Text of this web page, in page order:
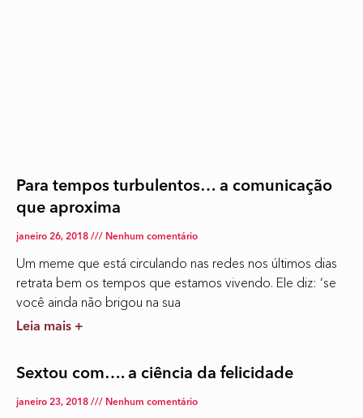
Para tempos turbulentos… a comunicação
que aproxima
janeiro 26, 2018 Nenhum comentário
Um meme que está circulando nas redes nos últimos dias
retrata bem os tempos que estamos vivendo. Ele diz: ‘se
você ainda não brigou na sua
Leia mais +
Sextou com…. a ciência da felicidade
janeiro 23, 2018 Nenhum comentário